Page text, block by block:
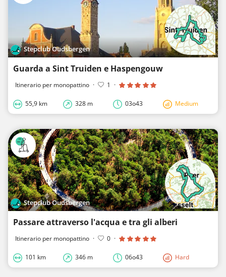
Stepclub Oudsbergen
Guarda a Sint Truiden e Haspengouw
Itinerario per monopattino · 1 ·
55,9 km 328 m 03o43 Medium
Stepclub Oudsbergen
Passare attraverso l'acqua e tra gli alberi
Itinerario per monopattino · 0 ·
101 km 346 m 06o43 Hard